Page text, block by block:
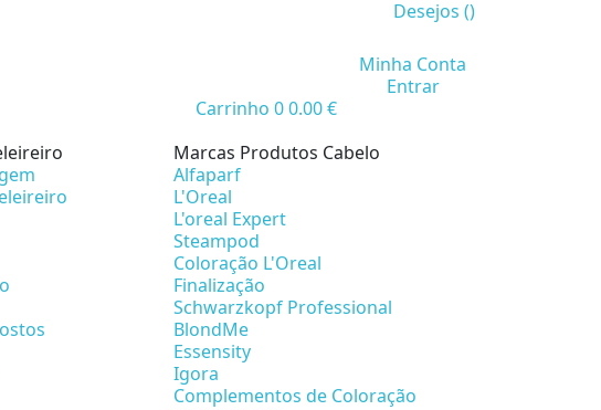
Desejos ()
Minha Conta
Entrar
Carrinho 00.00 €
Marcas Produtos Cabelo
Alfaparf
L'Oreal
L'oreal Expert
Steampod
Coloração L'Oreal
Finalização
Schwarzkopf Professional
BlondMe
Essensity
Igora
Complementos de Coloração